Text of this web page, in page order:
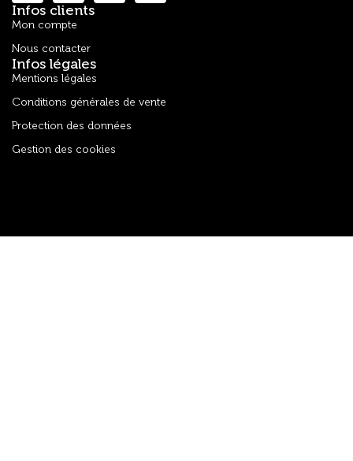
Infos clients
Mon compte
Nous contacter
Infos légales
Mentions légales
Conditions générales de vente
Protection des données
Gestion des cookies